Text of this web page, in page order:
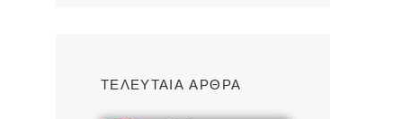
ΤΕΛΕΥΤΑΙΑ ΑΡΘΡΑ